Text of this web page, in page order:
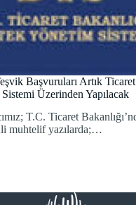
Başvuruları Artık Ticaret
Üzerinden Yapılacak
T.C. Ticaret
muhtelif yazılarda;…